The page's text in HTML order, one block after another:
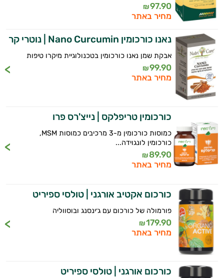
97.90
₪
מחיר באתר
נאנו כורכומין Nano Curcumin | נוטרי קר
אבקת שמן נאנו כורכומין בטכנולוגיית מיקרו טיפות
99.90
₪
מחיר באתר
כורכומין טריפלקס | נייצ'רס פרו
כמוסות כורכומין מ-3 מרכיבים כמוסות MSM,
כורכומין לונגוידה...
89.90
₪
מחיר באתר
כורכום אקטיב אורגני | טולסי ספיריט
פורמולה של כורכום עם ג׳ינסנג ובוסווליה
179.90
₪
מחיר באתר
כורכום אורגני | טולסי ספיריט